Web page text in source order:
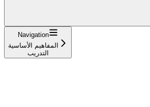
Navigation
المفاهيم الأساسية
التدريب